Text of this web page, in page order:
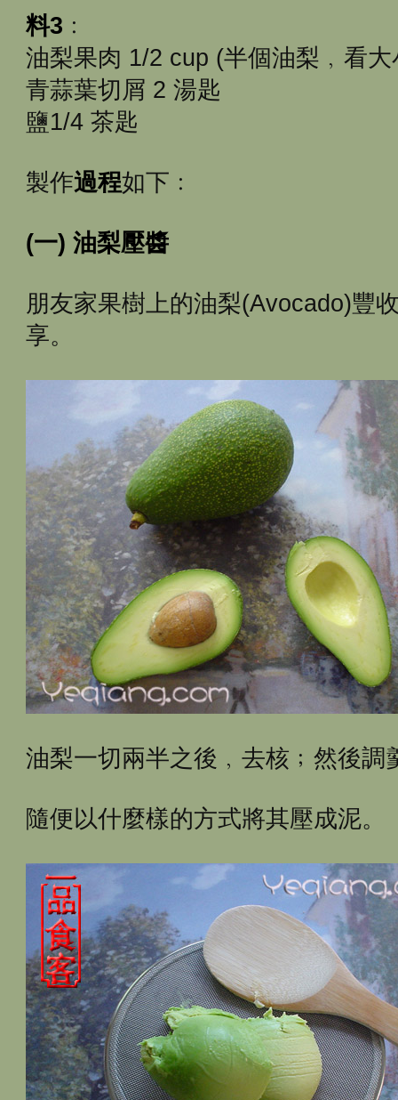
料3 ﹕
油梨果肉 1/2 cup (半個油梨﹐看大
青蒜葉切屑 2 湯匙
鹽1/4 茶匙
製作過程如下﹕
(一) 油梨壓醬
朋友家果樹上的油梨(Avocado)豐
享。
油梨一切兩半之後﹐去核﹔然後調
隨便以什麼樣的方式將其壓成泥。